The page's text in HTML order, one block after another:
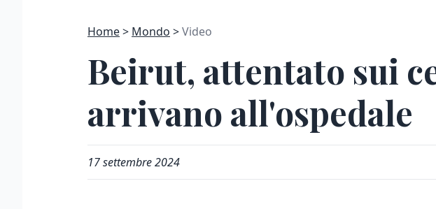
Home Mondo Video
Beirut, attentato sui
arrivano all'ospedale
17 settembre 2024